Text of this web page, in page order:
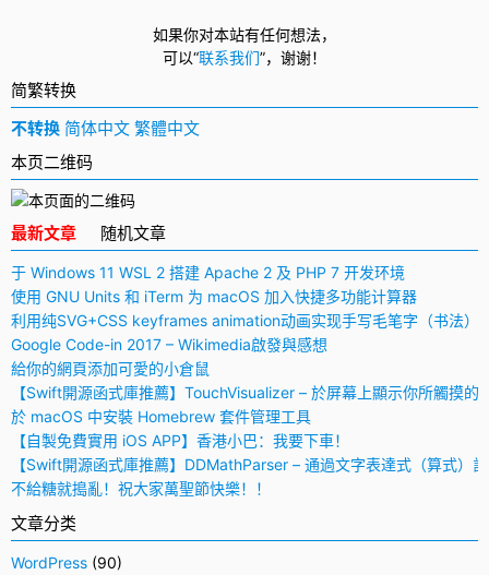
如果你对本站有任何想法，
可以“联系我们”， 谢谢！
简繁转换
不转换 简体中文 繁體中文
本页二维码
最新文章 随机文章
于 Windows 11 WSL 2 搭建 Apache 2 及 PHP 7 开发环境
使用 GNU Units 和 iTerm 为 macOS 加入快捷多功能计算器
利用纯SVG+CSS keyframes animation动画实现手写毛笔字（书法）
Google Code-in 2017 – Wikimedia啟發與感想
給你的網頁添加可愛的小倉鼠
【Swift開源函式庫推薦】TouchVisualizer – 於屏幕上顯示你所觸摸的
於 macOS 中安裝 Homebrew 套件管理工具
【自製免費實用 iOS APP】香港小巴：我要下車！
【Swift開源函式庫推薦】DDMathParser – 通過文字表達式（算式）
不給糖就搗亂！祝大家萬聖節快樂！！
文章分类
WordPress (90)